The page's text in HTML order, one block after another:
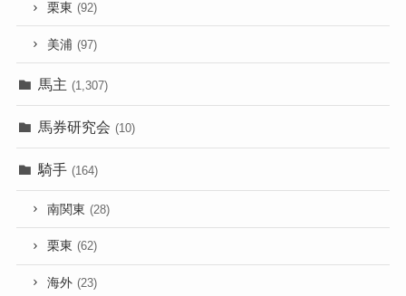
栗東 (92)
美浦 (97)
馬主 (1,307)
馬券研究会 (10)
騎手 (164)
南関東 (28)
栗東 (62)
海外 (23)